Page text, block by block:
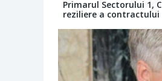
Primarul Sectorului 1,
reziliere a